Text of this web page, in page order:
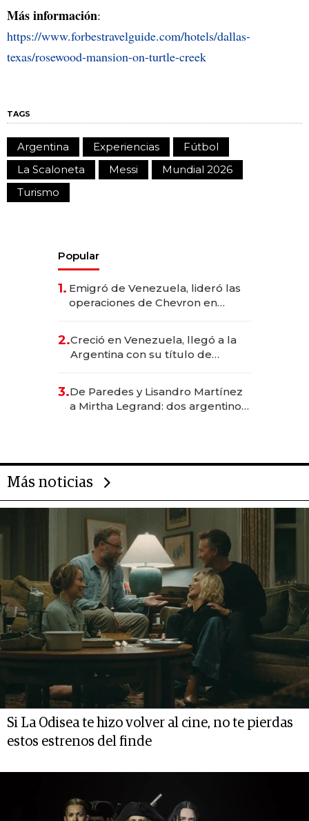
Más información:
https://www.forbestravelguide.com/hotels/dallas-
texas/rosewood-mansion-on-turtle-creek
TAGS
Argentina Experiencias
Fútbol
La Scaloneta
Messi
Mundial 2026
Turismo
Popular
1. Emigró de Venezuela, lideró las
operaciones de Chevron en
2.Creció en Venezuela, llegó a la
Argentina con su título de
las marcas "fast premium"
3.De Paredes y Lisandro Martínez
a Mirtha Legrand: dos argentinos
Más noticias
Si La Odisea te hizo volver al cine, no te pierdas
estos estrenos del finde